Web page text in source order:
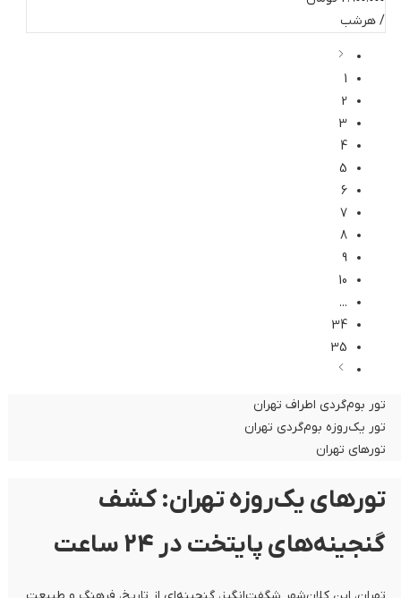
/ هرشب
1
2
3
4
5
6
7
8
9
10
...
34
35
تور بوم‌گردی اطراف تهران
تور یک‌روزه بوم‌گردی تهران
تورهای تهران
تورهای یک‌روزه تهران: کشف
گنجینه‌های پایتخت در 24 ساعت